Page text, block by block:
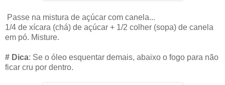
Passe na mistura de açúcar com canela...
1/4 de xícara (chá) de açúcar + 1/2 colher (sopa) de canela
em pó. Misture.
# Dica: Se o óleo esquentar demais, abaixo o fogo para não
ficar cru por dentro.